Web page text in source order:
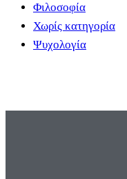
Φιλοσοφία
Χωρίς κατηγορία
Ψυχολογία